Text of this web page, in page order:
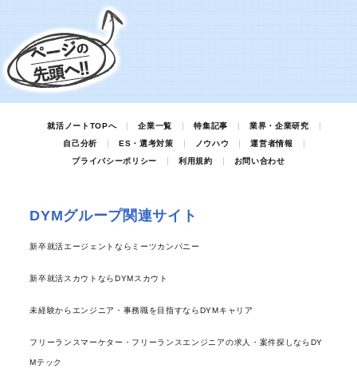
就活ノートTOPへ 企業一覧 特集記事
業界・企業研究
自己分析
ES・選考対策 ノウハウ
運営者情報
プライバシーポリシー
利用規約 お問い合わせ
DYMグループ関連サイト
新卒就活エージェントならミーツカンパニー
新卒就活スカウトならDYMスカウト
未経験からエンジニア・事務職を目指すならDYMキャリア
フリーランスマーケター・フリーランスエンジニアの求人・案件探しならDY
Mテック